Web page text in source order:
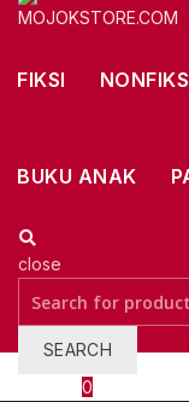
FIKSI
BUKU ANAK
close
for:
SEARCH
0